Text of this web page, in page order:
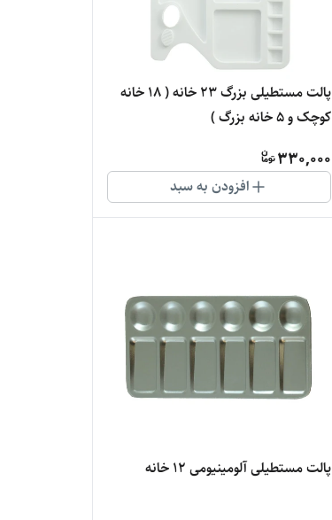
پالت مستطیلی بزرگ 23 خانه ( 18 خانه
کوچک و 5 خانه بزرگ )
330,000
افزودن به سبد
پالت مستطیلی آلومینیومی 12 خانه